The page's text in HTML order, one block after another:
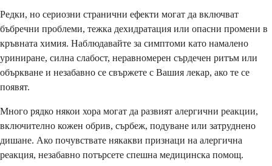
Редки, но сериозни странични ефекти могат да включват
бъбречни проблеми, тежка дехидратация или опасни промени в
кръвната химия. Наблюдавайте за симптоми като намалено
уриниране, силна слабост, неравномерен сърдечен ритъм или
объркване и незабавно се свържете с Вашия лекар, ако те се
появят.
Много рядко някои хора могат да развият алергични реакции,
включително кожен обрив, сърбеж, подуване или затруднено
дишане. Ако почувствате някакви признаци на алергична
реакция, незабавно потърсете спешна медицинска помощ.